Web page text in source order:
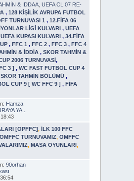
& İDDAA ,UEFA CL 07 RE-
,128 KİŞİLİK AVRUPA FUTBOL
TURNUVASI 1,12.FİFA 06
LİGİ KULVARI,UEFA
UEFA KUPASI KULVARI,34.FİFA
,FFC 1,FFC 2,FFC 3,FFC 4
& İDDİA,SKOR TAHMİN &
2006 TURNUVASİ,
3 ],WC FAST FUTBOL CUP 4
TAHMİN BÖLÜMÜ,
CUP 9 [ WC FFC 9 ],FİFA
Hamza
YA...
[OPFFC],İLK 100 FFC
TURNUVAMIZ,OMFFC
,MASA OYUNLARI,
90orhan